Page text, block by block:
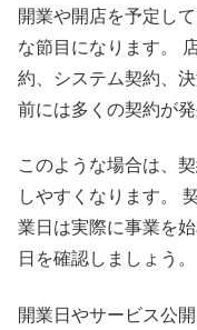
開業や開店を予定し
な節目になります。
約、システム契約、
前には多くの契約が発
このような場合は、
しやすくなります。
業日は実際に事業を
日を確認しましょう。
開業日やサービス公